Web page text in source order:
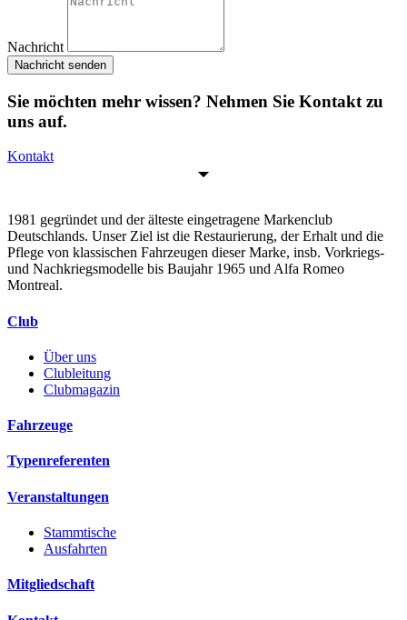
Nachricht
Nachricht senden
Sie möchten mehr wissen? Nehmen Sie Kontakt zu
uns auf.
Kontakt
1981 gegründet und der älteste eingetragene Markenclub
Deutschlands. Unser Ziel ist die Restaurierung, der Erhalt und die
Pflege von klassischen Fahrzeugen dieser Marke, insb. Vorkriegs-
und Nachkriegsmodelle bis Baujahr 1965 und Alfa Romeo
Montreal.
Club
Über uns
Clubleitung
Clubmagazin
Fahrzeuge
Typenreferenten
Veranstaltungen
Stammtische
Ausfahrten
Mitgliedschaft